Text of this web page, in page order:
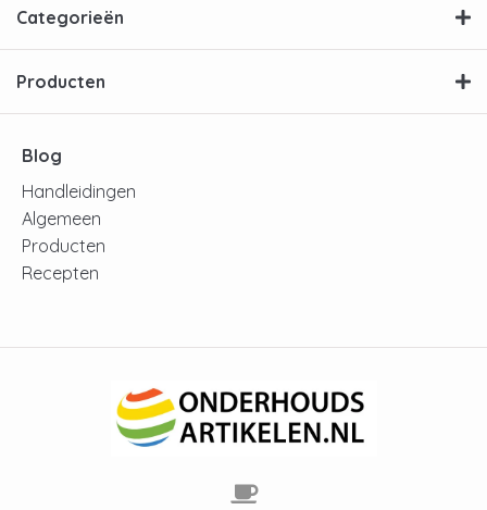
Categorieën
Producten
Blog
Handleidingen
Algemeen
Producten
Recepten